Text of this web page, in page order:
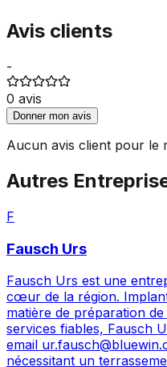
Avis clients
-
0 avis
Donner mon avis
Aucun avis client pour le
Autres
F
Fausch Urs
Fausch Urs est une
cœur de la région.
matière de préparation
services fiables, Fausch
email
nécessitant un